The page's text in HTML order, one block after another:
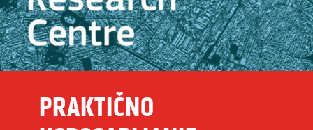
PRAKTIČNO